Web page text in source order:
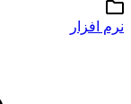
نرم افزار